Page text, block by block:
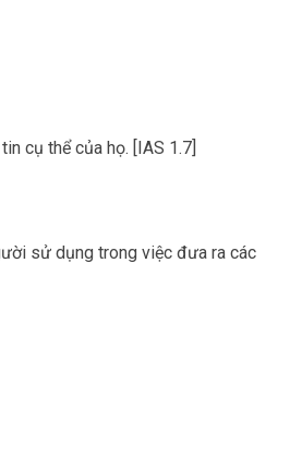
cụ thể của họ. [IAS 1.7]
sử dụng trong việc đưa ra các